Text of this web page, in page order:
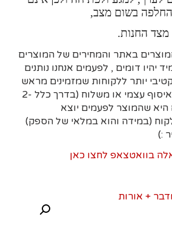
החלפה בשום מצב,
החנות.
באתר והמחירים של המוצרים
יהיו דומים , לפעמים אנחנו נותנים
יותר ללקוחות שמזמינים מראש
דרך האתר וקובעים איסוף עצמי או משלוח (בדרך כלל 2-
היא שהמוצר לפעמים יוצא
(במידה והוא במלאי של הספק)
:)
בוואטצאפ לחצו כאן